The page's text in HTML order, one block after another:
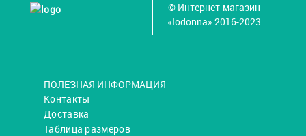
© Интернет-магазин
«Iodonna» 2016-2023
ПОЛЕЗНАЯ ИНФОРМАЦИЯ
Контакты
Доставка
Таблица размеров